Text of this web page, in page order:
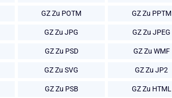
GZ Zu POTM GZ Zu PPTM
GZ Zu JPG GZ Zu JPEG
GZ Zu PSD GZ Zu WMF
GZ Zu SVG GZ Zu JP2
GZ Zu PSB GZ Zu HTML